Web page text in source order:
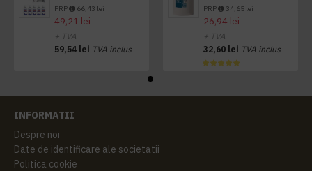
PRP 66,43 lei
49,21 lei
+ TVA
59,54 lei TVA inclus
PRP 34,65 lei
26,94 lei
+ TVA
32,60 lei TVA inclus
INFORMATII
Despre noi
Date de identificare ale societatii
Politica cookie